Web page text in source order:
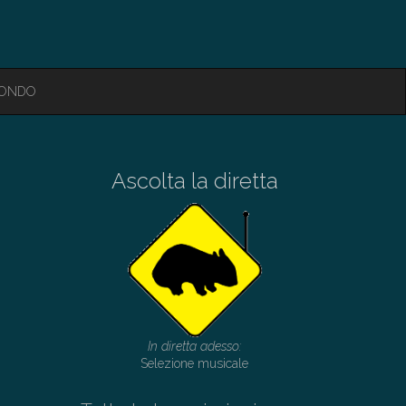
Ascolta la diretta
In diretta adesso:
Selezione musicale